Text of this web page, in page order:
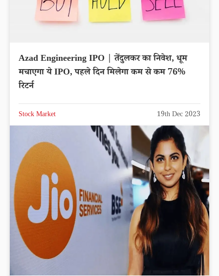
Azad Engineering IPO | तेंदुलकर का निवेश, धूम
मचाएगा ये IPO, पहले दिन मिलेगा कम से कम 76%
रिटर्न
Stock Market 19th Dec 2023